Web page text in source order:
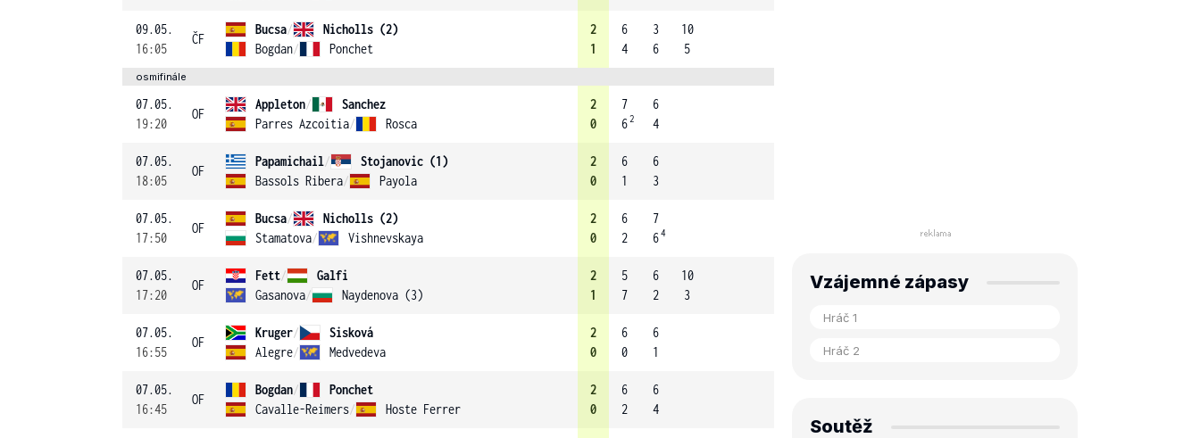
09.05.
16:05
ČF
Bucsa/
Nicholls (2)
Bogdan/ Ponchet
2
1
6
4
3
6
10
5
osmifinále
07.05.
19:20
OF
Appleton/
Sanchez
Parres Azcoitia/ Rosca
2
0
7
62
6
4
07.05.
18:05
OF
Papamichail/
Stojanovic (1)
Bassols Ribera/ Payola
2
0
6
1
6
3
07.05.
17:50
OF
Bucsa/
Nicholls (2)
Stamatova/ Vishnevskaya
2
0
6
2
7
64
07.05.
17:20
OF
Fett/
Galfi
Gasanova/ Naydenova (3)
2
1
5
7
6
2
10
3
07.05.
16:55
OF
Kruger/
Sisková
Alegre/ Medvedeva
2
0
6
0
6
1
07.05.
16:45
OF
Bogdan/
Ponchet
Cavalle-Reimers/ Hoste Ferrer
2
0
6
2
6
4
Vzájemné zápasy
Soutěž